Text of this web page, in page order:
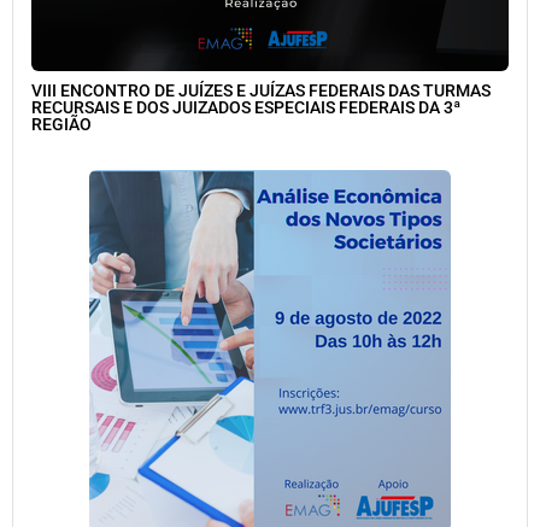
VIII ENCONTRO DE JUÍZES E JUÍZAS FEDERAIS DAS TURMAS
RECURSAIS E DOS JUIZADOS ESPECIAIS FEDERAIS DA 3ª
REGIÃO